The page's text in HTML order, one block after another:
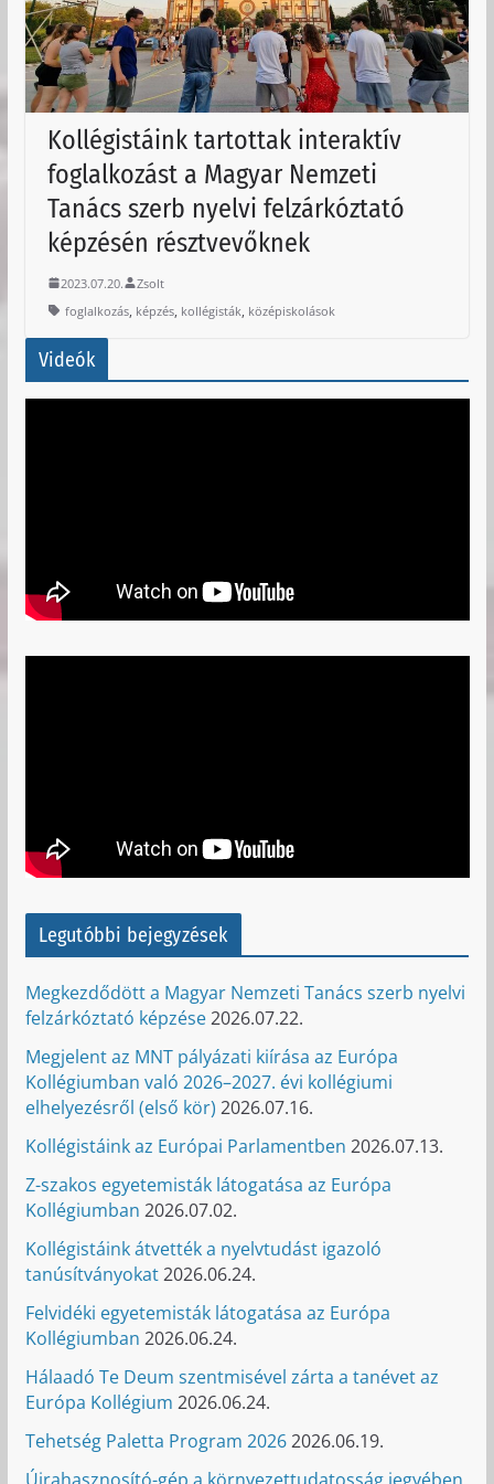
Kollégistáink tartottak interaktív
foglalkozást a Magyar Nemzeti
Tanács szerb nyelvi felzárkóztató
képzésén résztvevőknek
2023.07.20.
Zsolt
foglalkozás, képzés, kollégisták, középiskolások
Videók
Legutóbbi bejegyzések
Megkezdődött a Magyar Nemzeti Tanács szerb nyelvi
felzárkóztató képzése2026.07.22.
Megjelent az MNT pályázati kiírása az Európa
Kollégiumban való 2026–2027. évi kollégiumi
elhelyezésről (első kör) 2026.07.16.
Kollégistáink az Európai Parlamentben 2026.07.13.
Z-szakos egyetemisták látogatása az Európa
Kollégiumban 2026.07.02.
Kollégistáink átvették a nyelvtudást igazoló
tanúsítványokat2026.06.24.
Felvidéki egyetemisták látogatása az Európa
Kollégiumban 2026.06.24.
Hálaadó Te Deum szentmisével zárta a tanévet az
Európa Kollégium 2026.06.24.
Tehetség Paletta Program 20262026.06.19.